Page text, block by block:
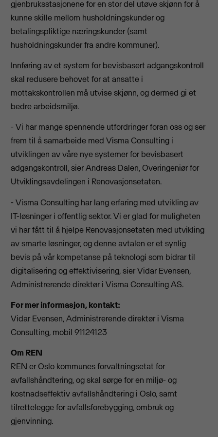
gjenbruksstasjonene for en stor del utøve skjønn for å
kunne skille mellom husholdningskunder og
betalingspliktige næringskunder (samt
husholdningskunder fra andre kommuner).
Innføring av et system for bevisbasert adgangskontroll
skal redusere behovet for at ansatte i
mottakskontrollen må utvise skjønn, og dermed gi et
bedre arbeidsmiljø.
- Vi har mange spennende utfordringer foran oss og ser
frem til å samarbeide med Visma Consulting i
utviklingen av våre nye systemer for bevisbasert
adgangskontroll, sier Andreas Dalen, Overingeniør for
Utviklingsavdelingen i Renovasjonsetaten.
- Visma Consulting har lang erfaring med utvikling av
IT-løsninger i offentlig sektor. Vi er glad for muligheten
vi har fått til å hjelpe Renovasjonsetaten med utvikling
av smarte løsninger, og denne avtalen er et synlig
bevis på vår kompetanse på teknologi som bidrar til
digitalisering og effektivisering, sier Vidar Evensen,
Administrerende direktør i Visma Consulting AS.
For mer informasjon, kontakt:
Vidar Evensen, Administrerende direktør i Visma
Consulting, mobil 91124123
Om REN
REN er Oslo kommunes forvaltningsetat for
avfallshåndtering, og skal sørge for en miljø- og
kostnadseffektiv avfallshåndtering i Oslo, samt
tilrettelegge for avfallsforebygging, ombruk og
gjenvinning.